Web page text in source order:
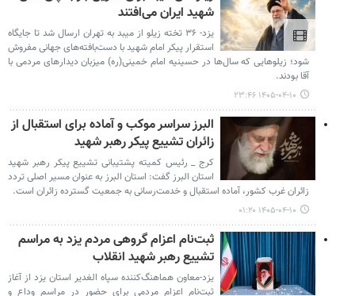
شهید ایران می‌افتند
یزد- ۳۶ تخته زیلو از میبد به تهران ارسال شد تا جایگاه
استقرار پیکر امام شهید با دست‌بافته‌های جهانی مفروش
شود؛ زیلوهایی که سال‌ها در حسینیه امام خمینی(ره) میزبان دیدارهای مردمی با
آقا بودند.
۱۴۰۵-۰۴-۱۰ ۲۳:۴۶
البرز سراسر موکب و آماده برای استقبال از
زائران تشییع پیکر رهبر شهید
کرج _ رئیس کمیته پشتیبانی تشییع پیکر رهبر شهید
استان البرز گفت: استان البرز به عنوان مسیر اصلی تردد
زائران غرب کشور، آماده استقبال و خدمت‌رسانی به جمعیت گسترده زائران است.
۱۴۰۵-۰۴-۱۰ ۰۱:۲۰
ثبت‌نام اعزام گروهی مردم یزد به مراسم
تشییع رهبر شهید انقلاب
یزد-معاون هماهنگ‌کننده سپاه الغدیر استان یزد از آغاز
ثبت‌نام اعزام مردمی برای حضور در مراسم وداع و